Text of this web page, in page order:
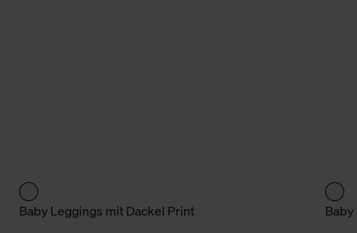
Baby Leggings mit Dackel Print